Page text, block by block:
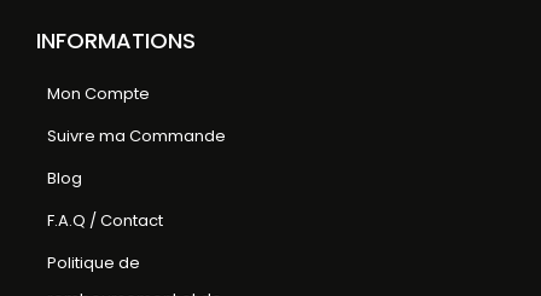
INFORMATIONS
Mon Compte
Suivre ma Commande
Blog
F.A.Q / Contact
Politique de